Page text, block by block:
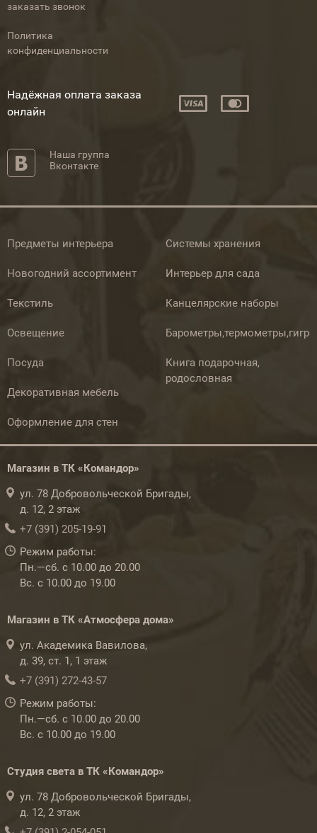
заказать звонок
Политика
конфиденциальности
Надёжная оплата заказа
онлайн
Наша группа
Вконтакте
Предметы интерьера
Новогодний ассортимент
Текстиль
Освещение
Посуда
Декоративная мебель
Оформление для стен
Системы хранения
Интерьер для сада
Канцелярские наборы
Книга подарочная,
родословная
Магазин в ТК «Командор»
ул. 78 Добровольческой Бригады,
д. 12, 2 этаж
+7 (391) 205-19-91
Режим работы:
Пн.—сб. с 10.00 до 20.00
Вс. с 10.00 до 19.00
Магазин в ТК «Атмосфера дома»
ул. Академика Вавилова,
д. 39, ст. 1, 1 этаж
+7 (391) 272-43-57
Режим работы:
Пн.—сб. с 10.00 до 20.00
Вс. с 10.00 до 19.00
Студия света в ТК «Командор»
ул. 78 Добровольческой Бригады,
д. 12, 2 этаж